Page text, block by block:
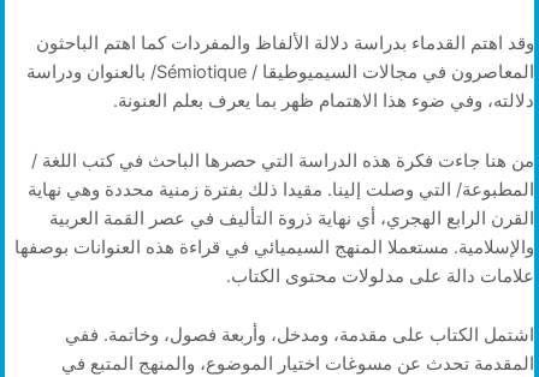
وقد اهتم القدماء بدراسة دلالة الألفاظ والمفردات كما اهتم الباحثون
المعاصرون في مجالات السيميوطيقا / Sémiotique/ بالعنوان ودراسة
دلالته، وفي ضوء هذا الاهتمام ظهر بما يعرف بعلم العنونة.
من هنا جاءت فكرة هذه الدراسة التي حصرها الباحث في كتب اللغة /
المطبوعة/ التي وصلت إلينا. مقيدا ذلك بفترة زمنية محددة وهي نهاية
القرن الرابع الهجري، أي نهاية ذروة التأليف في عصر القمة العربية
والإسلامية. مستعملا المنهج السيميائي في قراءة هذه العنوانات بوصفها
علامات دالة على مدلولات محتوى الكتاب.
اشتمل الكتاب على مقدمة، ومدخل، وأربعة فصول، وخاتمة. ففي
المقدمة تحدث عن مسوغات اختيار الموضوع، والمنهج المتبع في